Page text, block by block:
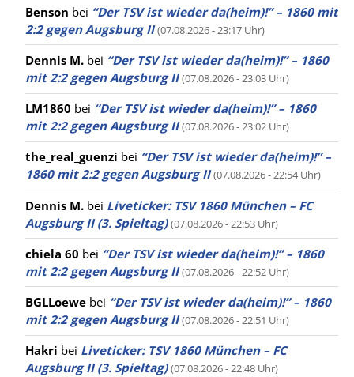
Benson bei “Der TSV ist wieder da(heim)!” – 1860 mit
2:2 gegen Augsburg II (07.08.2026 - 23:17 Uhr)
Dennis M. bei “Der TSV ist wieder da(heim)!” – 1860
mit 2:2 gegen Augsburg II (07.08.2026 - 23:03 Uhr)
LM1860 bei “Der TSV ist wieder da(heim)!” – 1860
mit 2:2 gegen Augsburg II (07.08.2026 - 23:02 Uhr)
the_real_guenzi bei “Der TSV ist wieder da(heim)!” –
1860 mit 2:2 gegen Augsburg II (07.08.2026 - 22:54 Uhr)
Dennis M. bei Liveticker: TSV 1860 München – FC
Augsburg II (3. Spieltag) (07.08.2026 - 22:53 Uhr)
chiela 60 bei “Der TSV ist wieder da(heim)!” – 1860
mit 2:2 gegen Augsburg II (07.08.2026 - 22:52 Uhr)
BGLLoewe bei “Der TSV ist wieder da(heim)!” – 1860
mit 2:2 gegen Augsburg II (07.08.2026 - 22:51 Uhr)
Hakri bei Liveticker: TSV 1860 München – FC
Augsburg II (3. Spieltag) (07.08.2026 - 22:48 Uhr)